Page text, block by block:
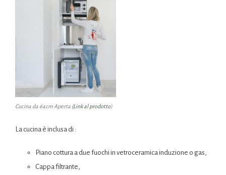
Cucina da 64cm Aperta (Link al prodotto)
La cucina è inclusa di :
Piano cottura a due fuochi in vetroceramica induzione o gas,
Cappa filtrante,